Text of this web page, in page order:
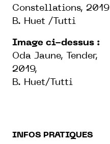
Constellations, 2019
B. Huet /Tutti
Image ci-dessus :
Oda Jaune, Tender,
2019,
B. Huet/Tutti
INFOS PRATIQUES